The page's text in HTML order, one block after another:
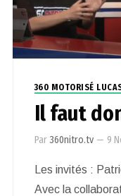
360 MOTORISÉ
Il faut
Par360nitro.tv — 9
Les invités :
Avec la